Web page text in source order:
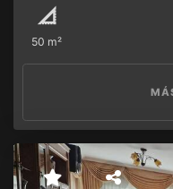
entrada también tiene
rampa ni escalones.
50 m²